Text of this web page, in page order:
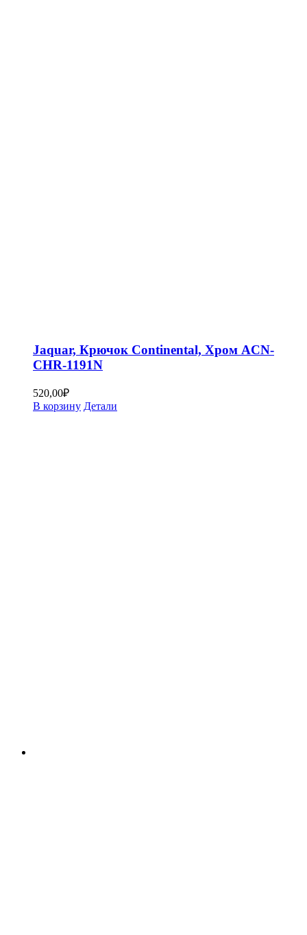
Jaquar, Крючок Continental, Хром ACN-
CHR-1191N
520,00₽
В корзину Детали